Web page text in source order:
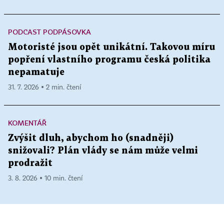
PODCAST PODPÁSOVKA
Motoristé jsou opět unikátní. Takovou míru
popření vlastního programu česká politika
nepamatuje
31. 7. 2026 ▪ 2 min. čtení
KOMENTÁŘ
Zvýšit dluh, abychom ho (snadněji)
snižovali? Plán vlády se nám může velmi
prodražit
3. 8. 2026 ▪ 10 min. čtení